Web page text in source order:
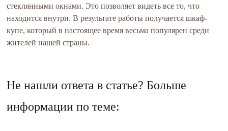
стеклянными окнами. Это позволяет видеть все то, что
находится внутри. В результате работы получается шкаф-
купе, который в настоящее время весьма популярен среди
жителей нашей страны.
Не нашли ответа в статье? Больше
информации по теме: